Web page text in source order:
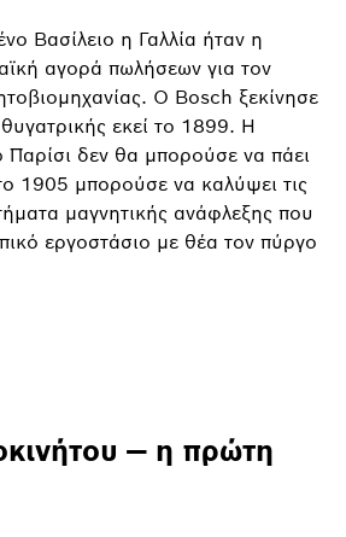
Βασίλειο η Γαλλία ήταν η
αγορά πωλήσεων για τον
Ο Bosch ξεκίνησε
εκεί το 1899. Η
Παρίσι δεν θα μπορούσε να πάει
1905 μπορούσε να καλύψει τις
μαγνητικής ανάφλεξης που
εργοστάσιο με θέα τον πύργο
— η πρώτη